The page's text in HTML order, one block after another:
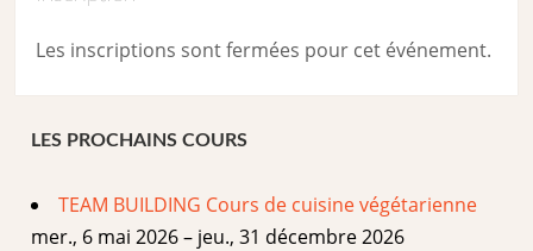
Les inscriptions sont fermées pour cet événement.
LES PROCHAINS COURS
TEAM BUILDING Cours de cuisine végétarienne
mer., 6 mai 2026 – jeu., 31 décembre 2026